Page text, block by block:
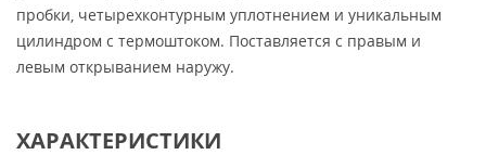
пробки, четырехконтурным уплотнением и уникальным
цилиндром с термоштоком. Поставляется с правым и
левым открыванием наружу.
ХАРАКТЕРИСТИКИ